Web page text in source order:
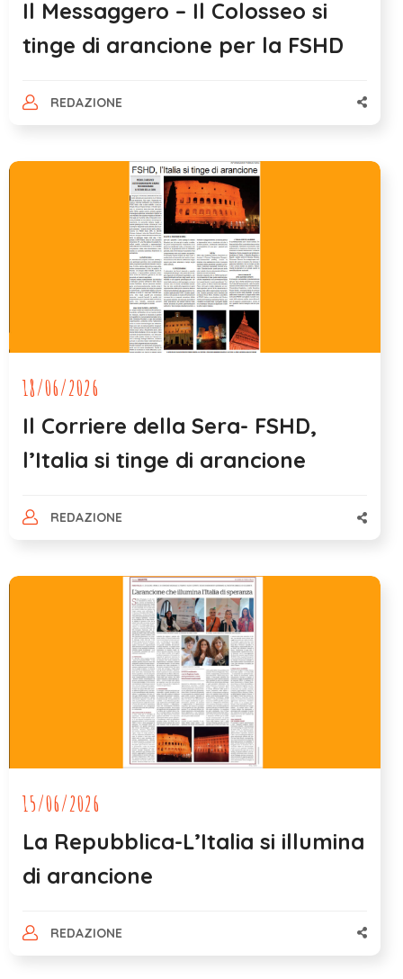
Il Messaggero – Il Colosseo si
tinge di arancione per la FSHD
REDAZIONE
18/06/2026
Il Corriere della Sera- FSHD,
l’Italia si tinge di arancione
REDAZIONE
15/06/2026
La Repubblica-L’Italia si illumina
di arancione
REDAZIONE